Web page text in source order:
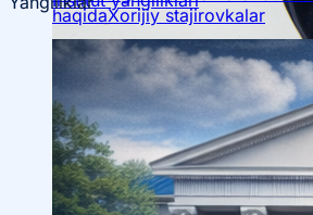
Ta’lim yoʻnalishlari haqida
haqidaXorijiy stajirovkalar